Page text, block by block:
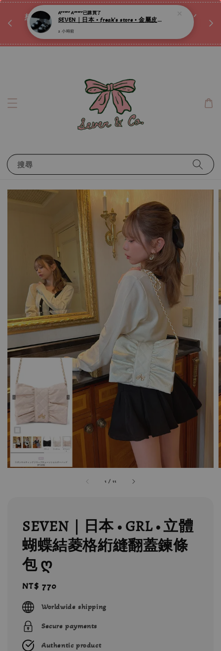
想訂製屬於自己的『水晶手鍊』嗎ꕀ♡ 私訊我們.ᐟ.ᐟ
📣Instagram 這邊按下去
搜尋
1 /11
SEVEN｜日本 • GRL • 立體
蝴蝶結菱格絎縫翻蓋鍊條
包 ღ
Regular
price
NT$ 770
Worldwide shipping
Secure payments
Authentic product
A***** A*****已購買了
SEVEN｜日本 • freak’s store • 金屬皮帶釦厚底拖鞋 ღ
2 小時前